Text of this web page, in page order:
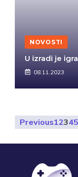
NOVOSTI
U izradi je
08.11.2023
Previous12345